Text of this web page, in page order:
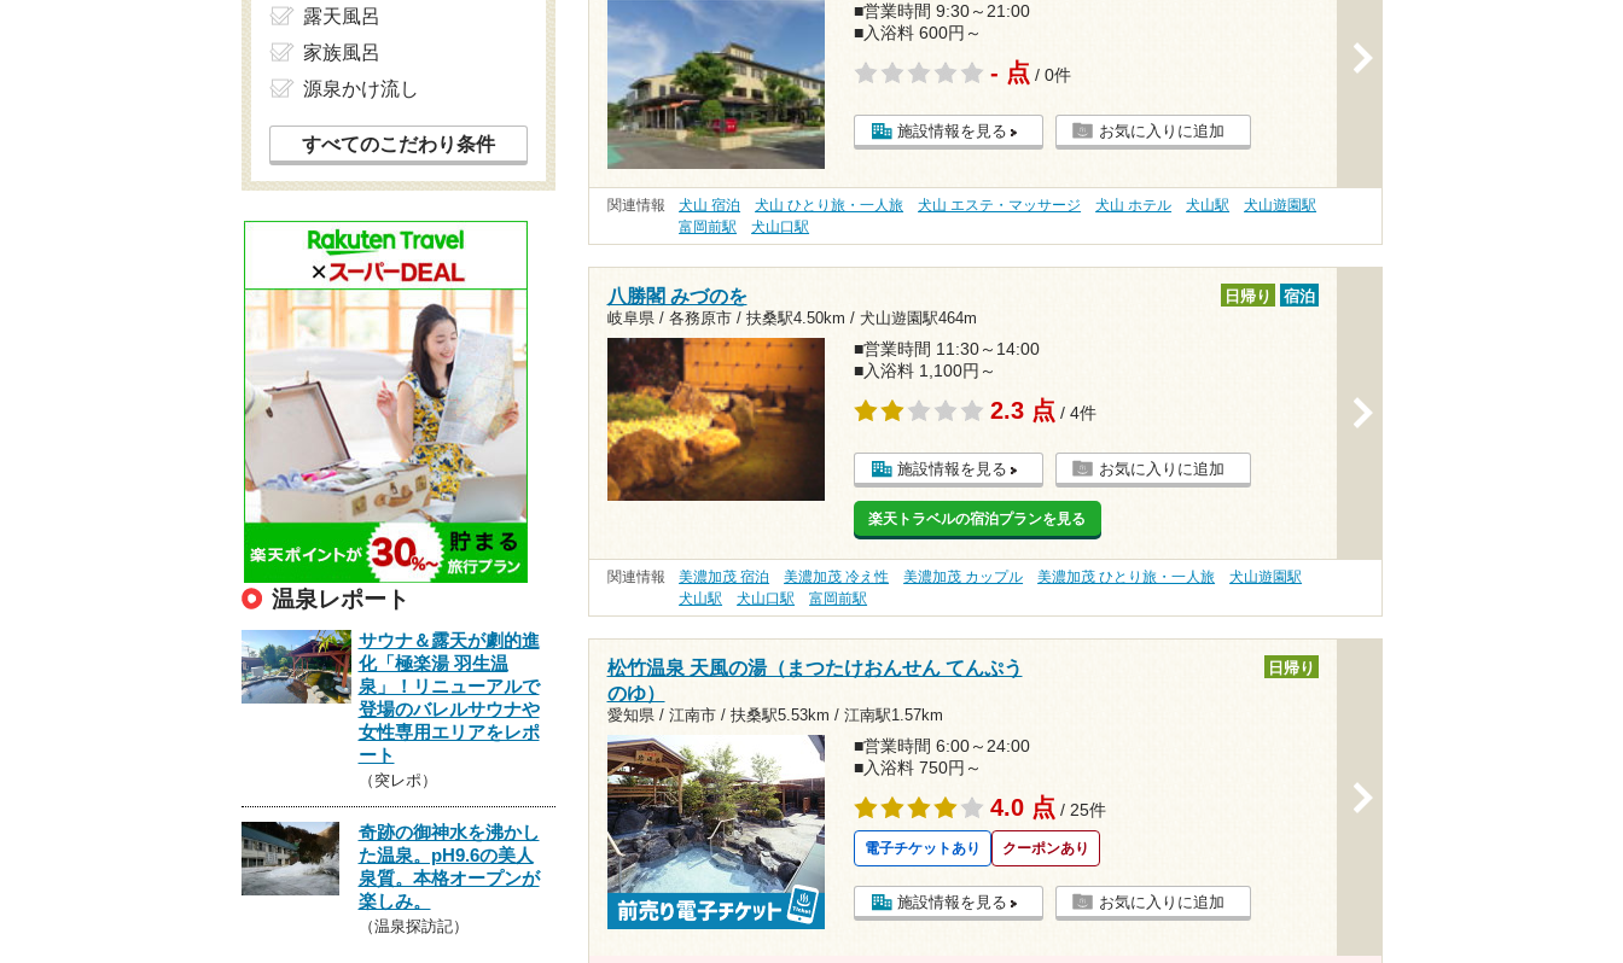
■営業時間 9:30～21:00
■入浴料 600円～
- 点 / 0件
施設情報を見る お気に入りに追加
関連情報 犬山 宿泊 犬山 ひとり旅・一人旅 犬山 エステ・マッサージ 犬山 ホテル 犬山駅
犬山遊園駅
富岡前駅
犬山口駅
八勝閣 みづのを
岐阜県 / 各務原市 / 扶桑駅4.50km / 犬山遊園駅464m
日帰り 宿泊
■営業時間 11:30～14:00
■入浴料 1,100円～
2.3 点 / 4件
施設情報を見る お気に入りに追加
楽天トラベルの宿泊プランを見る
関連情報 美濃加茂 宿泊 美濃加茂 冷え性 美濃加茂 カップル 美濃加茂 ひとり旅・一人旅
犬山遊園駅
犬山駅
犬山口駅 富岡前駅
松竹温泉 天風の湯（まつたけおんせん てんぷう
のゆ）
愛知県 / 江南市 / 扶桑駅5.53km / 江南駅1.57km
日帰り
■営業時間 6:00～24:00
■入浴料 750円～
4.0 点 / 25件
電子チケットあり クーポンあり
施設情報を見る お気に入りに追加
露天風呂
家族風呂
源泉かけ流し
すべてのこだわり条件
温泉レポート
サウナ＆露天が劇的進
化「極楽湯 羽生温
泉」！リニューアルで
登場のバレルサウナや
女性専用エリアをレポ
ート
（突レポ）
奇跡の御神水を沸かし
た温泉。pH9.6の美人
泉質。本格オープンが
楽しみ。
（温泉探訪記）